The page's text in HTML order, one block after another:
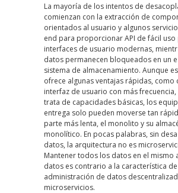
La mayoría de los intentos de
comienzan con la extracción de
orientados al usuario y algunos
end para proporcionar API de fácil uso
interfaces de usuario modernas,
datos permanecen bloqueados en un
sistema de almacenamiento. Aunque
ofrece algunas ventajas rápidas, como
interfaz de usuario con más frecuencia,
trata de capacidades básicas, los
entrega solo pueden moverse tan
parte más lenta, el monolito y su
monolítico. En pocas palabras, sin
datos, la arquitectura no es
Mantener todos los datos en el mismo
datos es contrario a la característica de
administración de datos
microservicios.